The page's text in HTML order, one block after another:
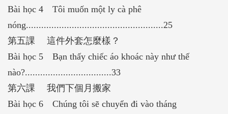
Bài học 4 Tôi muốn một ly cà phê
nóng......................................................25
第五課 這件外套怎麼樣？
Bài học 5 Bạn thấy chiếc áo khoác này như thế
nào?..................................33
第六課 我們下個月搬家
Bài học 6 Chúng tôi sẽ chuyển đi vào tháng